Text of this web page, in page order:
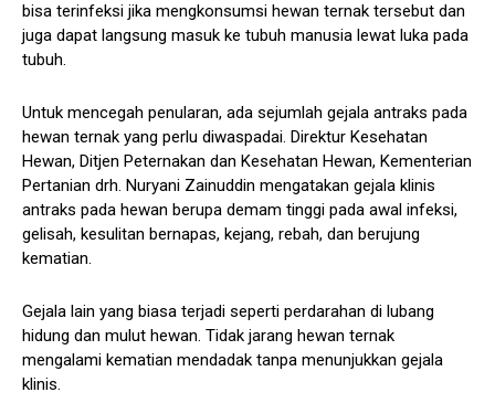
bisa terinfeksi jika mengkonsumsi hewan ternak tersebut dan
juga dapat langsung masuk ke tubuh manusia lewat luka pada
tubuh.
Untuk mencegah penularan, ada sejumlah gejala antraks pada
hewan ternak yang perlu diwaspadai. Direktur Kesehatan
Hewan, Ditjen Peternakan dan Kesehatan Hewan, Kementerian
Pertanian drh. Nuryani Zainuddin mengatakan gejala klinis
antraks pada hewan berupa demam tinggi pada awal infeksi,
gelisah, kesulitan bernapas, kejang, rebah, dan berujung
kematian.
Gejala lain yang biasa terjadi seperti perdarahan di lubang
hidung dan mulut hewan. Tidak jarang hewan ternak
mengalami kematian mendadak tanpa menunjukkan gejala
klinis.